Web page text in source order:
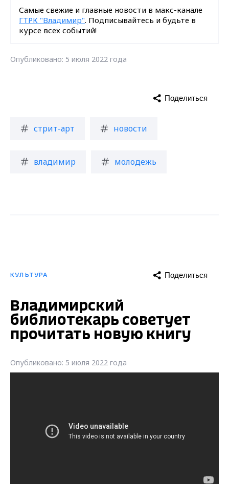
Самые свежие и главные новости в макс-канале
ГТРК "Владимир". Подписывайтесь и будьте в
курсе всех событий!
Опубликовано: 5 июля 2022 года
стрит-арт новости
владимир молодежь
Поделиться
КУЛЬТУРА Поделиться
Владимирский
библиотекарь советует
прочитать новую книгу
Опубликовано: 5 июля 2022 года